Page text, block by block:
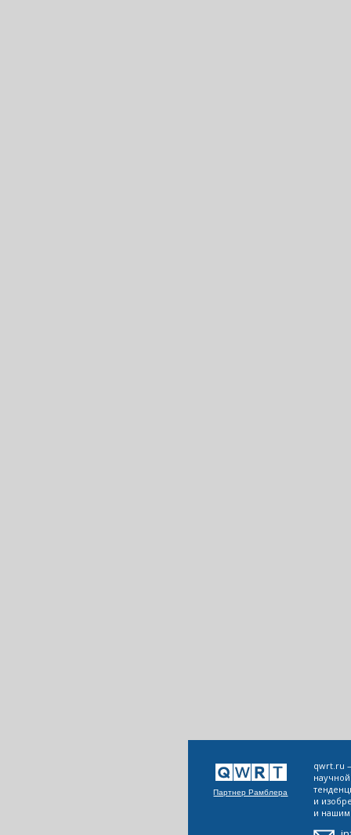
Партнер Рамблера
qwrt.ru
и
и нашим